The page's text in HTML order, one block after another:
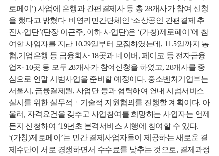
창 인 메
로페이’) 사업에 은행과 간편결제사 등 총 28개사가 참여 신청
을 했다고 밝혔다. 비영리민간단체인 ‘소상공인 간편결제 추
진사업단’(단장 이근주, 이하 사업단)은 ‘(가칭)제로페이’에 참
여할 사업자를 지난 10.29일부터 모집하였는데, 11.5일까지 농
협,기업은행 등 금융회사 18곳과 네이버, 페이코 등 전자금융
업자 10곳 등 모두 28개사가 참여신청을 하였고, 28개사를 중
심으로 연말 시범사업을 준비할 예정이다. 중소벤처기업부는
서울시, 금융결제원, 사업단 등과 협력하여 연내 시범서비스
실시를 위한 실무적ㆍ기술적 지원협의를 진행할 계획이다. 아
울러, 자격요건을 갖추고 사업참여를 희망하는 사업자는 언제
든지 신청하여 ‘19년초 본격서비스 시행에 참여할 수 있다.
‘(가칭)제로페이’는 민간 결제사업자들이 제공하는 새로운 결
제수단이 서로 경쟁하면서 수수료를 낮추는 것으로, 결제과정